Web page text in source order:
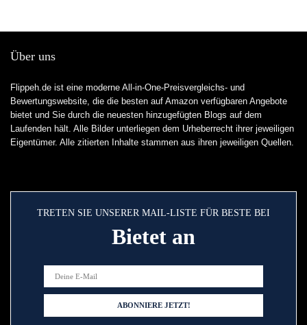
Über uns
Flippeh.de ist eine moderne All-in-One-Preisvergleichs- und
Bewertungswebsite, die die besten auf Amazon verfügbaren Angebote
bietet und Sie durch die neuesten hinzugefügten Blogs auf dem
Laufenden hält. Alle Bilder unterliegen dem Urheberrecht ihrer jeweiligen
Eigentümer. Alle zitierten Inhalte stammen aus ihren jeweiligen Quellen.
TRETEN SIE UNSERER MAIL-LISTE FÜR BESTE BEI
Bietet an